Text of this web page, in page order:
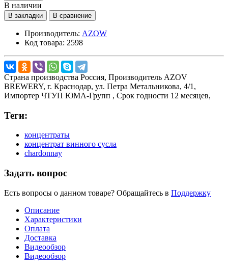
В наличии
В закладки В сравнение
Производитель: AZOW
Код товара: 2598
Страна производства Россия, Производитель AZOV
BREWERY, г. Краснодар, ул. Петра Метальникова, 4/1,
Импортер ЧТУП ЮМА-Групп , Срок годности 12 месяцев,
Теги:
концентраты
концентрат винного сусла
chardonnay
Задать вопрос
Есть вопросы о данном товаре? Обращайтесь в Поддержку
Описание
Характеристики
Оплата
Доставка
Видеообзор
Видеообзор